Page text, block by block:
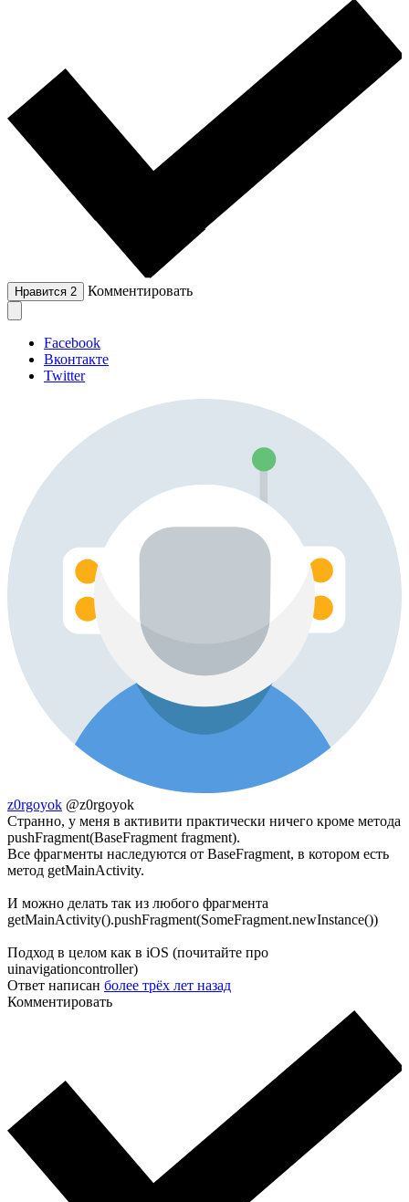
Нравится 2 Комментировать
Facebook
Вконтакте
Twitter
z0rgoyok @z0rgoyok
Странно, у меня в активити практически ничего кроме метода
pushFragment(BaseFragment fragment).
Все фрагменты наследуются от BaseFragment, в котором есть
метод getMainActivity.
И можно делать так из любого фрагмента
getMainActivity().pushFragment(SomeFragment.newInstance())
Подход в целом как в iOS (почитайте про
uinavigationcontroller)
Ответ написан более трёх лет назад
Комментировать